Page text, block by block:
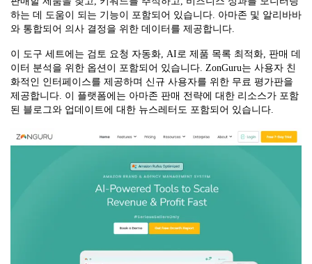
하는 데 도움이 되는 기능이 포함되어 있습니다. 아마존 및 알리바바
와 통합되어 의사 결정을 위한 데이터를 제공합니다.
이 도구 세트에는 검토 요청 자동화, AI로 제품 목록 최적화, 판매 데
이터 분석을 위한 옵션이 포함되어 있습니다. ZonGuru는 사용자 친
화적인 인터페이스를 제공하며 신규 사용자를 위한 무료 평가판을
제공합니다. 이 플랫폼에는 아마존 판매 전략에 대한 리소스가 포함
된 블로그와 업데이트에 대한 뉴스레터도 포함되어 있습니다.